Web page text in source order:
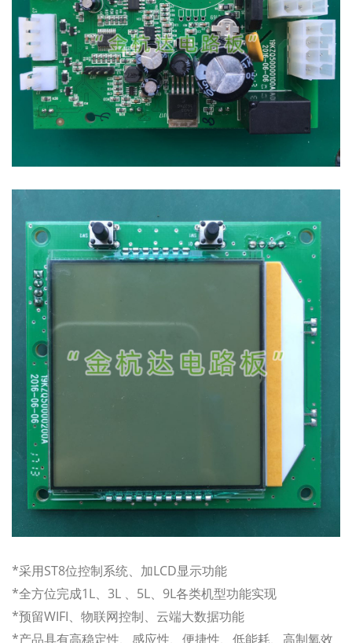
*采用ST8位控制系统、加LCD显示功能
*全方位完成1L、3L 、5L、9L各类机型功能实现
*预留WIFI、物联网控制、云端大数据功能
*产品具有高稳定性、感应性、便捷性、低能耗、高制氧效